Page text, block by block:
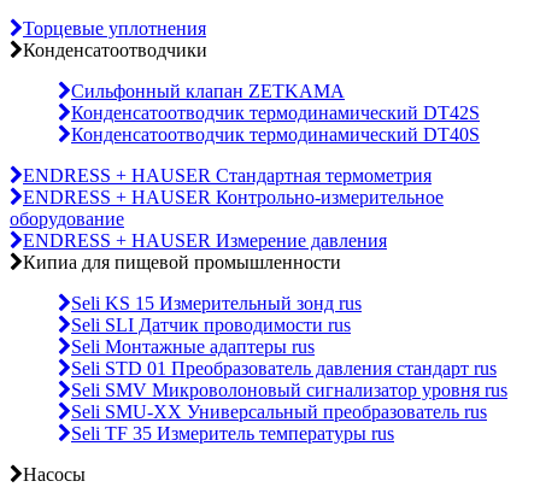
Торцевые уплотнения
Конденсатоотводчики
Сильфонный клапан ZETKAMA
Конденсатоотводчик термодинамический DT42S
Конденсатоотводчик термодинамический DT40S
ENDRESS + HAUSER Стандартная термометрия
ENDRESS + HAUSER Контрольно-измерительное
оборудование
ENDRESS + HAUSER Измерение давления
Кипиа для пищевой промышленности
Seli KS 15 Измерительный зонд rus
Seli SLI Датчик проводимости rus
Seli Монтажные адаптеры rus
Seli STD 01 Преобразователь давления стандарт rus
Seli SMV Микроволоновый сигнализатор уровня rus
Seli SMU-ХХ Универсальный преобразователь rus
Seli TF 35 Измеритель температуры rus
Насосы